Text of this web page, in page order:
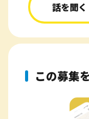
話を聞く
この募集